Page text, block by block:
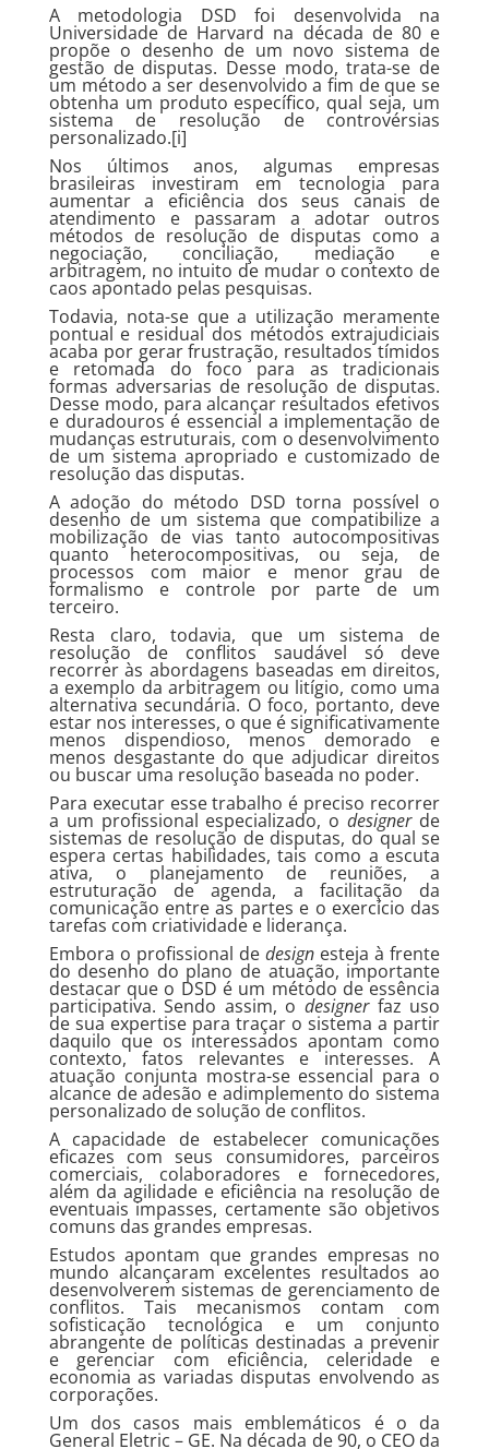
A metodologia DSD foi desenvolvida na
Universidade de Harvard na década de 80 e
propõe o desenho de um novo sistema de
gestão de disputas. Desse modo, trata-se de
um método a ser desenvolvido a fim de que se
obtenha um produto específico, qual seja, um
sistema de resolução de controvérsias
personalizado.[i]
Nos últimos anos, algumas empresas
brasileiras investiram em tecnologia para
aumentar a eficiência dos seus canais de
atendimento e passaram a adotar outros
métodos de resolução de disputas como a
negociação, conciliação, mediação e
arbitragem, no intuito de mudar o contexto de
caos apontado pelas pesquisas.
Todavia, nota-se que a utilização meramente
pontual e residual dos métodos extrajudiciais
acaba por gerar frustração, resultados tímidos
e retomada do foco para as tradicionais
formas adversarias de resolução de disputas.
Desse modo, para alcançar resultados efetivos
e duradouros é essencial a implementação de
mudanças estruturais, com o desenvolvimento
de um sistema apropriado e customizado de
resolução das disputas.
A adoção do método DSD torna possível o
desenho de um sistema que compatibilize a
mobilização de vias tanto autocompositivas
quanto heterocompositivas, ou seja, de
processos com maior e menor grau de
formalismo e controle por parte de um
terceiro.
Resta claro, todavia, que um sistema de
resolução de conflitos saudável só deve
recorrer às abordagens baseadas em direitos,
a exemplo da arbitragem ou litígio, como uma
alternativa secundária. O foco, portanto, deve
estar nos interesses, o que é significativamente
menos dispendioso, menos demorado e
menos desgastante do que adjudicar direitos
ou buscar uma resolução baseada no poder.
Para executar esse trabalho é preciso recorrer
a um profissional especializado, odesignerde
sistemas de resolução de disputas, do qual se
espera certas habilidades, tais como a escuta
ativa, o planejamento de reuniões, a
estruturação de agenda, a facilitação da
comunicação entre as partes e o exercício das
tarefas com criatividade e liderança.
Embora o profissional dedesign esteja à frente
do desenho do plano de atuação, importante
destacar que o DSD é um método de essência
participativa. Sendo assim, odesignerfaz uso
de sua expertise para traçar o sistema a partir
daquilo que os interessados apontam como
contexto, fatos relevantes e interesses. A
atuação conjunta mostra-se essencial para o
alcance de adesão e adimplemento do sistema
personalizado de solução de conflitos.
A capacidade de estabelecer comunicações
eficazes com seus consumidores, parceiros
comerciais, colaboradores e fornecedores,
além da agilidade e eficiência na resolução de
eventuais impasses, certamente são objetivos
comuns das grandes empresas.
Estudos apontam que grandes empresas no
mundo alcançaram excelentes resultados ao
desenvolverem sistemas de gerenciamento de
conflitos. Tais mecanismos contam com
sofisticação tecnológica e um conjunto
abrangente de políticas destinadas a prevenir
e gerenciar com eficiência, celeridade e
economia as variadas disputas envolvendo as
corporações.
Um dos casos mais emblemáticos é o da
General Eletric – GE. Na década de 90, o CEO da